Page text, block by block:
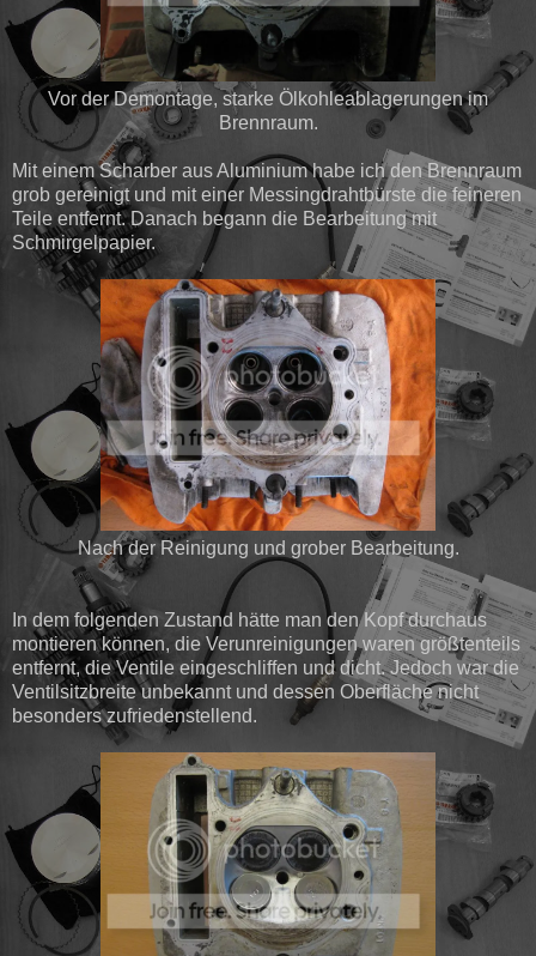
Vor der Demontage, starke Ölkohleablagerungen im
Brennraum.
Mit einem Scharber aus Aluminium habe ich den Brennraum
grob gereinigt und mit einer Messingdrahtbürste die feineren
Teile entfernt. Danach begann die Bearbeitung mit
Schmirgelpapier.
Nach der Reinigung und grober Bearbeitung.
In dem folgenden Zustand hätte man den Kopf durchaus
montieren können, die Verunreinigungen waren größtenteils
entfernt, die Ventile eingeschliffen und dicht. Jedoch war die
Ventilsitzbreite unbekannt und dessen Oberfläche nicht
besonders zufriedenstellend.